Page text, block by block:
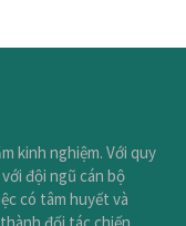
kinh nghiệm. Với quy
đội ngũ cán bộ
có tâm huyết và